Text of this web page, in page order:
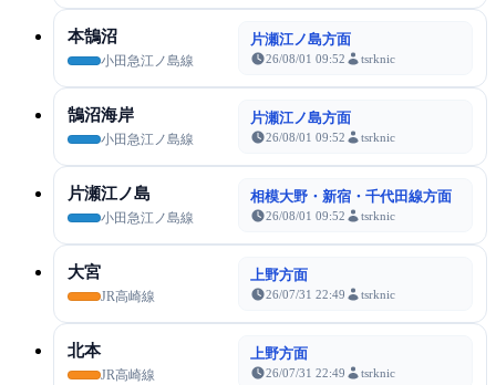
本鵠沼
小田急江ノ島線
片瀬江ノ島方面
26/08/01 09:52 tsrknic
鵠沼海岸
小田急江ノ島線
片瀬江ノ島方面
26/08/01 09:52 tsrknic
片瀬江ノ島
小田急江ノ島線
相模大野・新宿・千代田線方面
26/08/01 09:52 tsrknic
大宮
JR高崎線
上野方面
26/07/31 22:49 tsrknic
北本
JR高崎線
上野方面
26/07/31 22:49 tsrknic